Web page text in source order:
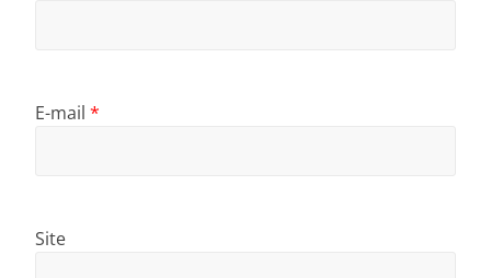
E-mail *
Site